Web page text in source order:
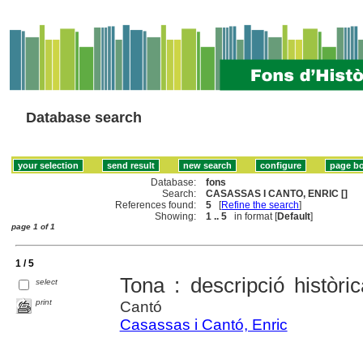
Database search
Database:
fons
Search:
CASASSAS I CANTO, ENRIC []
References found:
5 [Refine the search]
Showing:
1 .. 5 in format [Default]
page 1 of 1
1 / 5
select
print
Tona : descripció
Cantó
Casassas i Cantó, Enric